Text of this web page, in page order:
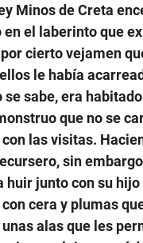
Minos de Creta
en el laberinto que
cierto vejamen
le había
sabe, era
que no se
las visitas.
sin
huir junto con su hijo
cera y plumas
alas que les